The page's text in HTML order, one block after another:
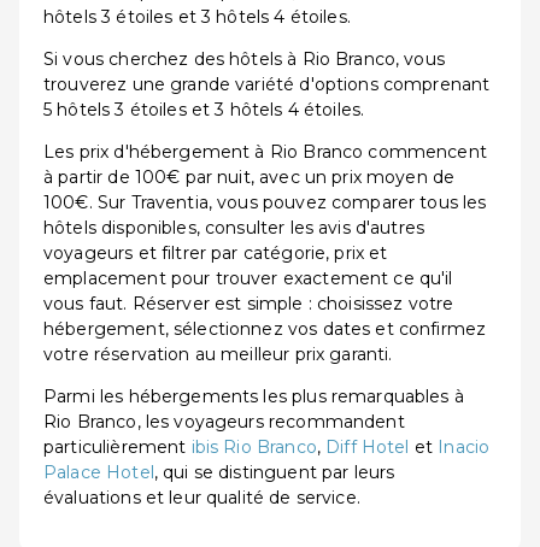
hôtels 3 étoiles et 3 hôtels 4 étoiles.
Si vous cherchez des hôtels à Rio Branco, vous
trouverez une grande variété d'options comprenant
5 hôtels 3 étoiles et 3 hôtels 4 étoiles.
Les prix d'hébergement à Rio Branco commencent
à partir de 100€ par nuit, avec un prix moyen de
100€. Sur Traventia, vous pouvez comparer tous les
hôtels disponibles, consulter les avis d'autres
voyageurs et filtrer par catégorie, prix et
emplacement pour trouver exactement ce qu'il
vous faut. Réserver est simple : choisissez votre
hébergement, sélectionnez vos dates et confirmez
votre réservation au meilleur prix garanti.
Parmi les hébergements les plus remarquables à
Rio Branco, les voyageurs recommandent
particulièrement ibis Rio Branco, Diff Hotel et Inacio
Palace Hotel, qui se distinguent par leurs
évaluations et leur qualité de service.